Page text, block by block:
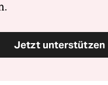
Jetzt unterstützen